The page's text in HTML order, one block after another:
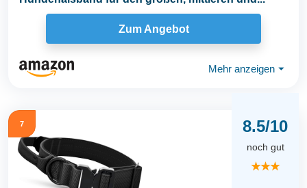
Zum Angebot
Mehr anzeigen ⏷
7 8.5/10
noch gut
★★★